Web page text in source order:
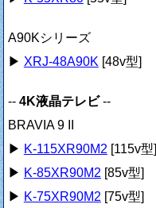
A90Kシリーズ
▶ XRJ-48A90K [48v型]
-- 4K液晶テレビ--
BRAVIA 9 II
▶ K-115XR90M2 [115v型]
▶ K-85XR90M2 [85v型]
▶ K-75XR90M2 [75v型]